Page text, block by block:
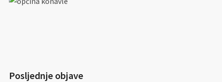
Posljednje objave